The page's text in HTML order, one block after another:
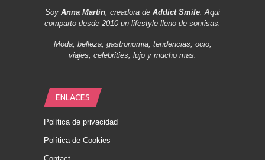
Soy Anna Martin, creadora de Addict Smile. Aqui
comparto desde 2010 un lifestyle lleno de sonrisas:
Moda, belleza, gastronomia, tendencias, ocio,
viajes, celebrities, lujo y mucho mas.
ENLACES
Política de privacidad
Política de Cookies